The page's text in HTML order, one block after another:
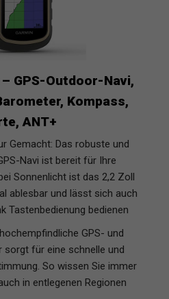
GPS-Outdoor-Navi,
Kompass,
ANT+
Gemacht: Das robuste und
Navi ist bereit für Ihre
Sonnenlicht ist das 2,2 Zoll
ablesbar und lässt sich auch
Tastenbedienung bedienen
GPS- und
sorgt für eine schnelle und
So wissen Sie immer
in entlegenen Regionen